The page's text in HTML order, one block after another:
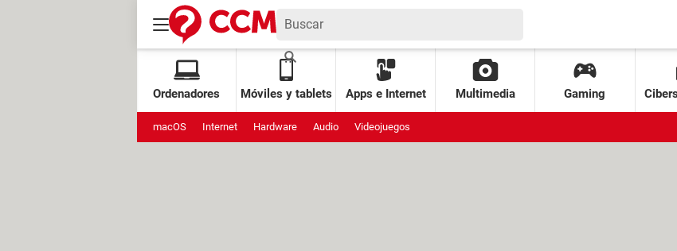
Ordenadores Móviles y tablets Apps e Internet Multimedia Gaming
macOS Internet Hardware Audio Videojuegos